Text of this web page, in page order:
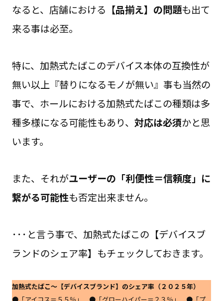
なると、店舗における 【品揃え】の問題も出て
来る事は必至。
特に、加熱式たばこのデバイス本体の互換性が
無い以上『替りになるモノが無い』事も当然の
事で、ホールにおける加熱式たばこの種類は多
種多様になる可能性もあり、 対応は必須かと思
います。
また、それがユーザーの「利便性＝信頼度」に
繋がる可能性も否定出来ません。
･･･と言う事で、加熱式たばこの【デバイスブ
ランドのシェア率】もチェックしておきます。
加熱式たばこ～【デバイスブランド】のシェア率（２０２５年）